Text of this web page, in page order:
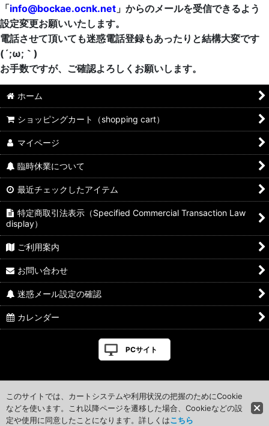
「info@bockae.ocnk.net 」からのメールを受信できるよう
設定変更お願いいたします。
電話させて頂いても迷惑電話登録もあったりと結構大変です
(´;ω;｀)
お手数ですが、ご確認よろしくお願いします。
ホーム
ショッピングカート（shopping cart）
マイページ
臨時休業について
最近チェックしたアイテム
特定商取引法表示（Specified Commercial Transaction Law
display）
ご利用案内
お問い合わせ
迷惑メール設定の確認
カレンダー
PCサイト
このサイトでは、カートシステムや利用状況の把握のためにCookie
などを使います。これ以降ページを遷移した場合、Cookieなどの設
定や使用に同意したことになります。詳しくはこちら